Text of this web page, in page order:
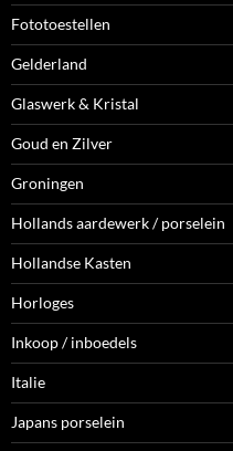
Fototoestellen
Gelderland
Glaswerk & Kristal
Goud en Zilver
Groningen
Hollands aardewerk / porselein
Hollandse Kasten
Horloges
Inkoop / inboedels
Italie
Japans porselein